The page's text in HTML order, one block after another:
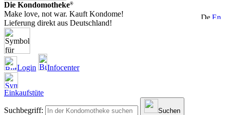
Die Kondomotheke®
Make love, not war. Kauft Kondome!
Lieferung direkt aus Deutschland!
Login Infocenter
Einkaufstüte
Suchbegriff: Suchen